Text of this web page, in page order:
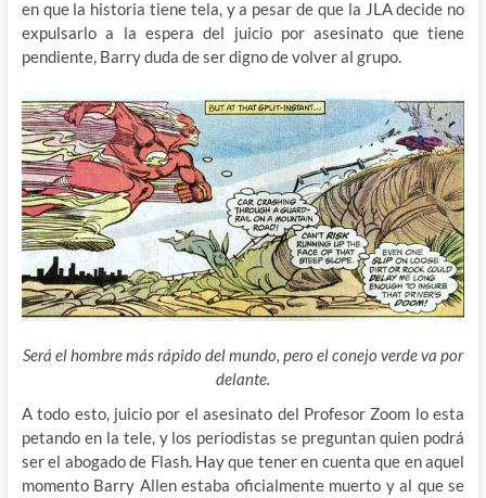
en que la historia tiene tela, y a pesar de que la JLA decide no
expulsarlo a la espera del juicio por asesinato que tiene
pendiente, Barry duda de ser digno de volver al grupo.
Será el hombre más rápido del mundo, pero el conejo verde va por
delante.
A todo esto, juicio por el asesinato del Profesor Zoom lo esta
petando en la tele, y los periodistas se preguntan quien podrá
ser el abogado de Flash. Hay que tener en cuenta que en aquel
momento Barry Allen estaba oficialmente muerto y al que se